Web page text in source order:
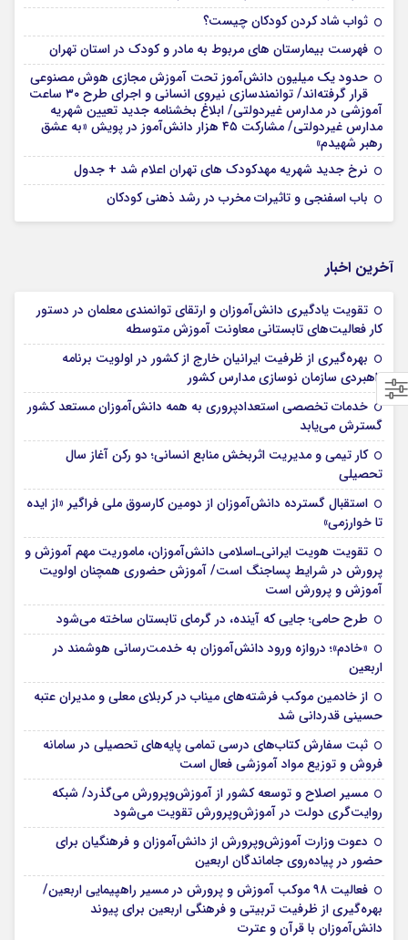
ثواب شاد کردن کودکان چیست؟
فهرست بیمارستان های مربوط به مادر و کودک در استان تهران
حدود یک میلیون دانش‌آموز تحت آموزش مجازی هوش مصنوعی
قرار گرفته‌اند/ توانمندسازی نیروی انسانی و اجرای طرح ۳۰ ساعت
آموزشی در مدارس غیردولتی/ ابلاغ بخشنامه جدید تعیین شهریه
مدارس غیردولتی/ مشارکت ۴۵ هزار دانش‌آموز در پویش «به عشق
رهبر شهیدم»
نرخ جدید شهریه مهدکودک های تهران اعلام شد + جدول
باب اسفنجی و تاثیرات مخرب در رشد ذهنی کودکان
آخرین اخبار
تقویت یادگیری دانش‌آموزان و ارتقای توانمندی معلمان در دستور
کار فعالیت‌های تابستانی معاونت آموزش متوسطه
بهره‌گیری از ظرفیت ایرانیان خارج از کشور در اولویت برنامه
راهبردی سازمان نوسازی مدارس کشور
خدمات تخصصی استعدادپروری به همه دانش‌آموزان مستعد کشور
گسترش می‌یابد
کار تیمی و مدیریت اثربخش منابع انسانی؛ دو رکن آغاز سال
تحصیلی
استقبال گسترده دانش‌آموزان از دومین کارسوق ملی فراگیر «از ایده
تا خوارزمی»
تقویت هویت ایرانی‌ـ‌اسلامی دانش‌آموزان، ماموریت مهم آموزش و
پرورش در شرایط پساجنگ است/ آموزش حضوری همچنان اولویت
آموزش و پرورش است
طرح حامی؛ جایی که آینده، در گرمای تابستان ساخته می‌شود
«خادم»؛ دروازه ورود دانش‌آموزان به خدمت‌رسانی هوشمند در
اربعین
از خادمین موکب فرشته‌های میناب در کربلای معلی و مدیران عتبه
حسینی قدردانی شد
ثبت سفارش کتاب‌های درسی تمامی پایه‌های تحصیلی در سامانه
فروش و توزیع مواد آموزشی فعال است
مسیر اصلاح و توسعه کشور از آموزش‌وپرورش می‌گذرد/ شبکه
روایت‌‌گری دولت در آموزش‌وپرورش تقویت می‌شود
دعوت وزارت آموزش‌وپرورش از دانش‌آموزان و فرهنگیان برای
حضور در پیاده‌روی جاماندگان اربعین
فعالیت ۹۸ موکب آموزش و پرورش در مسیر راهپیمایی اربعین/
بهره‌گیری از ظرفیت تربیتی و فرهنگی اربعین برای پیوند
دانش‌آموزان با قرآن و عترت